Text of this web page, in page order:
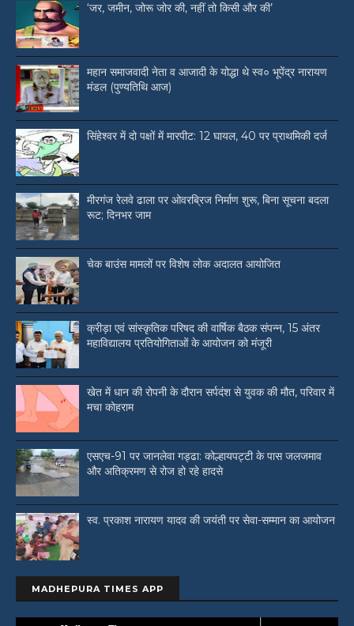
‘जर, जमीन, जोरू जोर की, नहीं तो किसी और की’
महान समाजवादी नेता व आजादी के योद्धा थे स्व० भूपेंद्र नारायण
मंडल (पुण्यतिथि आज)
सिंहेश्वर में दो पक्षों में मारपीट: 12 घायल, 40 पर प्राथमिकी दर्ज
मीरगंज रेलवे ढाला पर ओवरब्रिज निर्माण शुरू, बिना सूचना बदला
रूट; दिनभर जाम
चेक बाउंस मामलों पर विशेष लोक अदालत आयोजित
क्रीड़ा एवं सांस्कृतिक परिषद की वार्षिक बैठक संपन्न, 15 अंतर
महाविद्यालय प्रतियोगिताओं के आयोजन को मंजूरी
खेत में धान की रोपनी के दौरान सर्पदंश से युवक की मौत, परिवार में
मचा कोहराम
एसएच-91 पर जानलेवा गड्ढा: कोल्हायपट्टी के पास जलजमाव
और अतिक्रमण से रोज हो रहे हादसे
स्व. प्रकाश नारायण यादव की जयंती पर सेवा-सम्मान का आयोजन
MADHEPURA TIMES APP